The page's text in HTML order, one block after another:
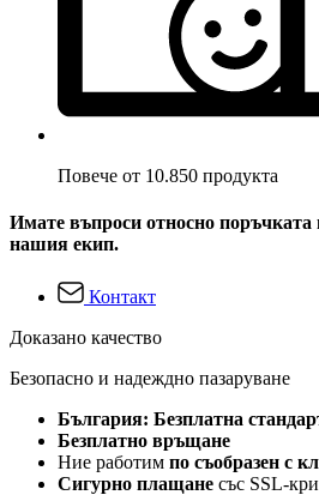
Повече от 10.850 продукта
Имате въпроси относно поръчката
нашия екип.
Контакт
Доказано качество
Безопасно и надеждно пазаруване
България: Безплатна
Безплатно връщане
Ние работим по съобразен с
Сигурно плащане със SSL-